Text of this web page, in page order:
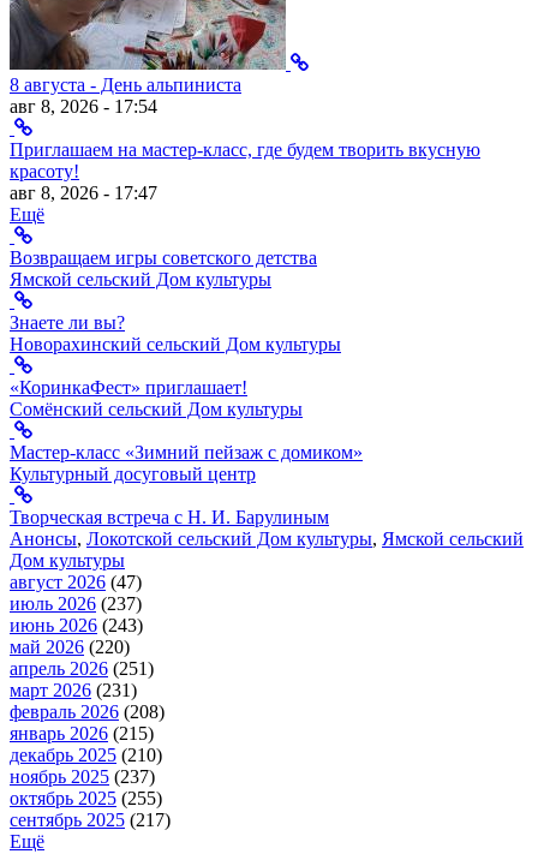
8 августа - День альпиниста
авг 8, 2026 - 17:54
Приглашаем на мастер-класс, где будем творить вкусную
красоту!
авг 8, 2026 - 17:47
Ещё
Возвращаем игры советского детства
Ямской сельский Дом культуры
Знаете ли вы?
Новорахинский сельский Дом культуры
«КоринкаФест» приглашает!
Сомёнский сельский Дом культуры
Мастер-класс «Зимний пейзаж с домиком»
Культурный досуговый центр
Творческая встреча с Н. И. Барулиным
Анонсы, Локотской сельский Дом культуры, Ямской сельский
Дом культуры
август 2026 (47)
июль 2026 (237)
июнь 2026 (243)
май 2026 (220)
апрель 2026 (251)
март 2026 (231)
февраль 2026 (208)
январь 2026 (215)
декабрь 2025 (210)
ноябрь 2025 (237)
октябрь 2025 (255)
сентябрь 2025 (217)
Ещё